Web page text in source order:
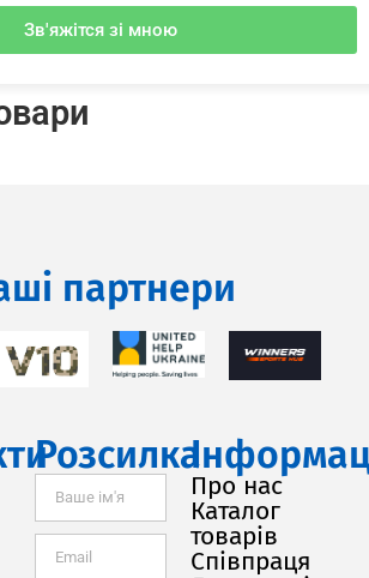
Зв'яжітся зі мною
партнери
Розсилка
Про нас
Каталог
товарів
Співпраця